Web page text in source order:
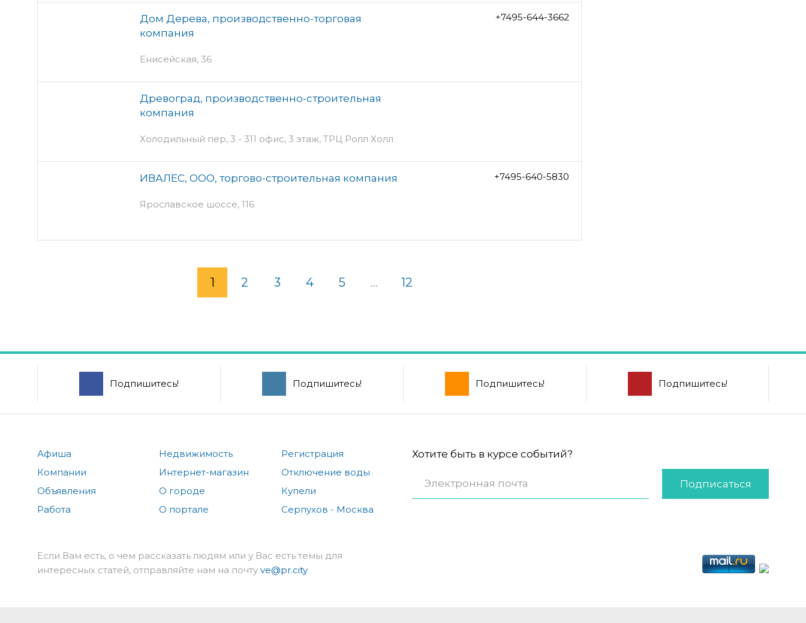
Дом Дерева, производственно-торговая
компания
Енисейская, 36
+7495-644-3662
Древоград, производственно-строительная
компания
Холодильный пер, 3 - 311 офис, 3 этаж, ТРЦ Ролл Холл
ИВАЛЕС, ООО, торгово-строительная компания
Ярославское шоссе, 116
+7495-640-5830
1 2 3 4 5 ... 12
Подпишитесь! Подпишитесь! Подпишитесь! Подпишитесь!
Афиша
Компании
Объявления
Работа
Недвижимость
Интернет-магазин
О городе
О портале
Регистрация
Отключение воды
Купели
Серпухов - Москва
Хотите быть в курсе событий?
Подписаться
Если Вам есть, о чем рассказать людям или у Вас есть темы для
интересных статей, отправляйте нам на почту ve@pr.city